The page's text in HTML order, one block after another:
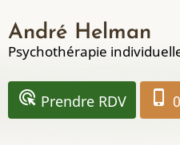
au
contenu
principal
André Helman
Psychothérapie
ads_click Prendre RDV phone_iphone